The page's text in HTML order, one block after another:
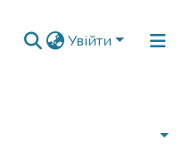
Увійти